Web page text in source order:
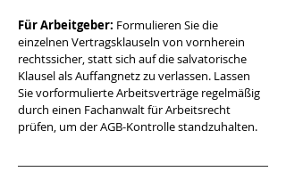
Für Arbeitgeber: Formulieren Sie die
einzelnen Vertragsklauseln von vornherein
rechtssicher, statt sich auf die salvatorische
Klausel als Auffangnetz zu verlassen. Lassen
Sie vorformulierte Arbeitsverträge regelmäßig
durch einen Fachanwalt für Arbeitsrecht
prüfen, um der AGB-Kontrolle standzuhalten.